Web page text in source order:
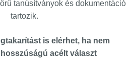
tanúsítványok és dokumentáció
tartozik.
is elérhet, ha nem
acélt választ